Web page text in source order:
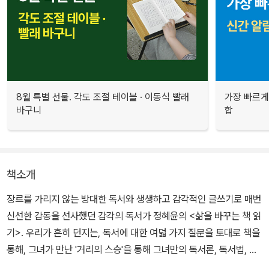
8월 특별 선물. 각도 조절 테이블 · 이동식 빨래
바구니
가장 빠르
합
책소개
장르를 가리지 않는 방대한 독서와 생생하고 감각적인 글쓰기로 매번
신선한 감동을 선사했던 감각의 독서가 정혜윤의 <삶을 바꾸는 책 읽
기>. 우리가 흔히 던지는, 독서에 대한 여덟 가지 질문을 토대로 책을
통해, 그녀가 만난 '거리의 스승'을 통해 그녀만의 독서론, 독서법, 그